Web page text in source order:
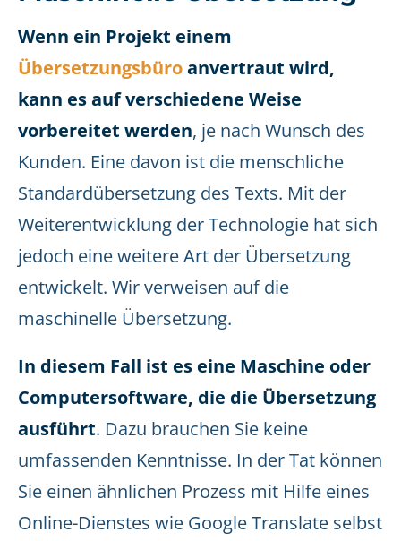
Wenn ein Projekt einem
Übersetzungsbüroanvertraut wird,
kann es auf verschiedene Weise
vorbereitet werden, je nach Wunsch des
Kunden. Eine davon ist die menschliche
Standardübersetzung des Texts. Mit der
Weiterentwicklung der Technologie hat sich
jedoch eine weitere Art der Übersetzung
entwickelt. Wir verweisen auf die
maschinelle Übersetzung.
In diesem Fall ist es eine Maschine oder
Computersoftware, die die Übersetzung
ausführt. Dazu brauchen Sie keine
umfassenden Kenntnisse. In der Tat können
Sie einen ähnlichen Prozess mit Hilfe eines
Online-Dienstes wie Google Translate selbst